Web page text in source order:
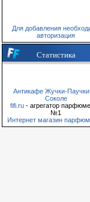
Для добавления
авторизация
Статистика
Антикафе Жучки-
Соколе
fifi.ru - агрегатор
№1
Интернет магазин